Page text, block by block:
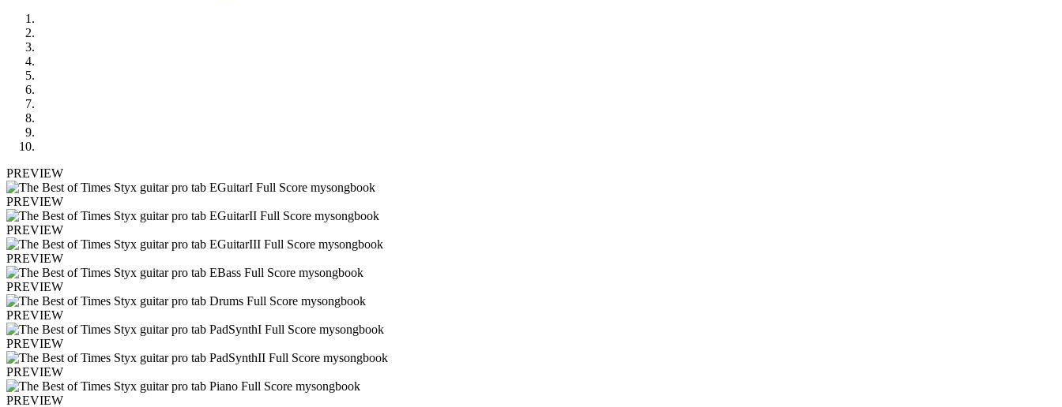
PREVIEW
PREVIEW
PREVIEW
PREVIEW
PREVIEW
PREVIEW
PREVIEW
PREVIEW
PREVIEW